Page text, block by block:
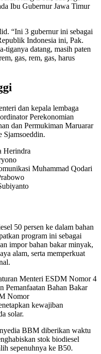
Ibu Gubernur Jawa Timur
“Ini 3 gubernur ini sebagai
Indonesia ini, Pak.
tiganya datang, masih paten
gas, rem, gas, harus
dan kepala lembaga
Perekonomian
dan Permukiman Maruarar
Sjamsoeddin.
Herindra
Muhammad Qodari
50 persen ke dalam bahan
program ini sebagai
impor bahan bakar minyak,
alam, serta memperkuat
Menteri ESDM Nomor 4
Pemanfaatan Bahan Bakar
Nomor
kewajiban
solar.
BBM diberikan waktu
stok biodiesel
sepenuhnya ke B50.